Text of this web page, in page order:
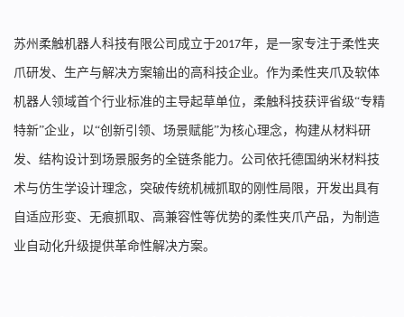
苏州柔触机器人科技有限公司成立于2017年，是一家专注于柔性夹
爪研发、生产与解决方案输出的高科技企业。作为柔性夹爪及软体
机器人领域首个行业标准的主导起草单位，柔触科技获评省级“专精
特新”企业，以“创新引领、场景赋能”为核心理念，构建从材料研
发、结构设计到场景服务的全链条能力。公司依托德国纳米材料技
术与仿生学设计理念，突破传统机械抓取的刚性局限，开发出具有
自适应形变、无痕抓取、高兼容性等优势的柔性夹爪产品，为制造
业自动化升级提供革命性解决方案。